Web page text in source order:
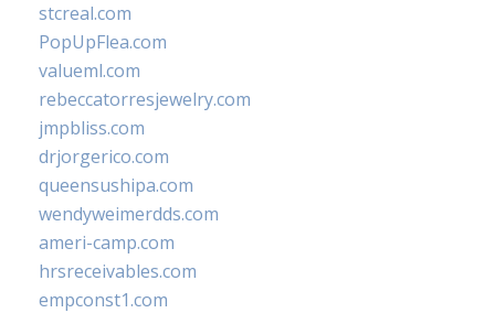
stcreal.com
PopUpFlea.com
valueml.com
rebeccatorresjewelry.com
jmpbliss.com
drjorgerico.com
queensushipa.com
wendyweimerdds.com
ameri-camp.com
hrsreceivables.com
empconst1.com